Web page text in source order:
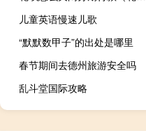
儿童英语慢速儿歌
“默默数甲子”的出处是哪里
春节期间去德州旅游安全吗
乱斗堂国际攻略